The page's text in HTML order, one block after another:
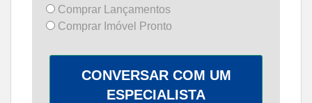
Comprar Lançamentos
Comprar Imóvel Pronto
CONVERSAR COM UM
ESPECIALISTA